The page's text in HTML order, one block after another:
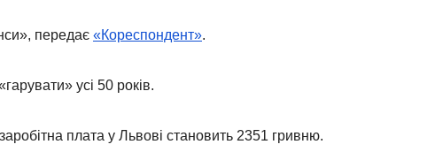
передає «Кореспондент».
усі 50 років.
плата у Львові становить 2351 гривню.